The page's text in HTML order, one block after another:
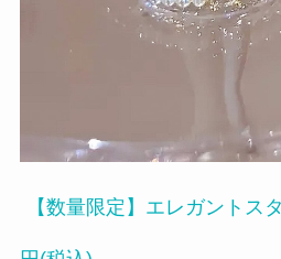
【数量限定】エレガント